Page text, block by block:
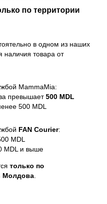
по территории
в одном из наших
наличия товара от
MammaMia:
превышает500 MDL
500 MDL
FAN Courier:
MDL
MDL и выше
только по
Молдова